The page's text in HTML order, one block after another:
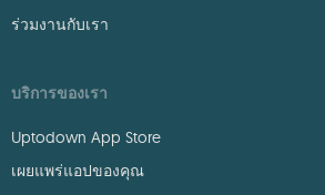
ร่วมงานกับเรา
บริการของเรา
Uptodown App Store
เผยแพร่แอปของคุณ